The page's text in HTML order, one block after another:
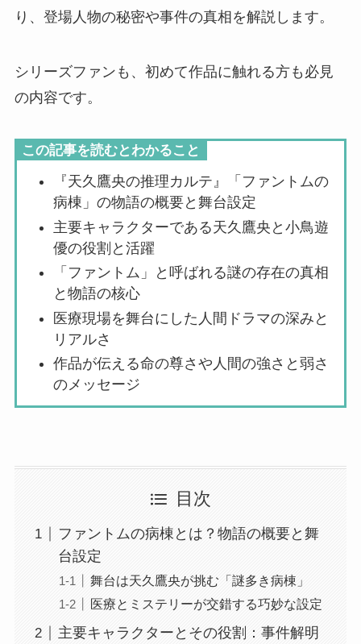
り、登場人物の秘密や事件の真相を解説します。
シリーズファンも、初めて作品に触れる方も必見
の内容です。
この記事を読むとわかること
『天久鷹央の推理カルテ』「ファントムの
病棟」の物語の概要と舞台設定
主要キャラクターである天久鷹央と小鳥遊
優の役割と活躍
「ファントム」と呼ばれる謎の存在の真相
と物語の核心
医療現場を舞台にした人間ドラマの深みと
リアルさ
作品が伝える命の尊さや人間の強さと弱さ
のメッセージ
目次
ファントムの病棟とは？物語の概要と舞
台設定
舞台は天久鷹央が挑む「謎多き病棟」
医療とミステリーが交錯する巧妙な設定
主要キャラクターとその役割：事件解明